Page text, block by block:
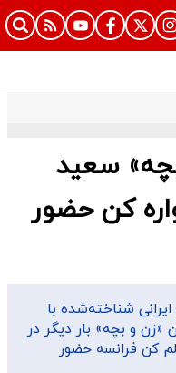
سعید
کن حضور
شناخته‌شده با
«زن و بچه» بار دیگر در
کن فرانسه حضور